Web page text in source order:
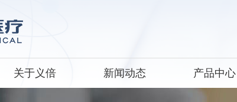
关于义倍 新闻动态 产品中心